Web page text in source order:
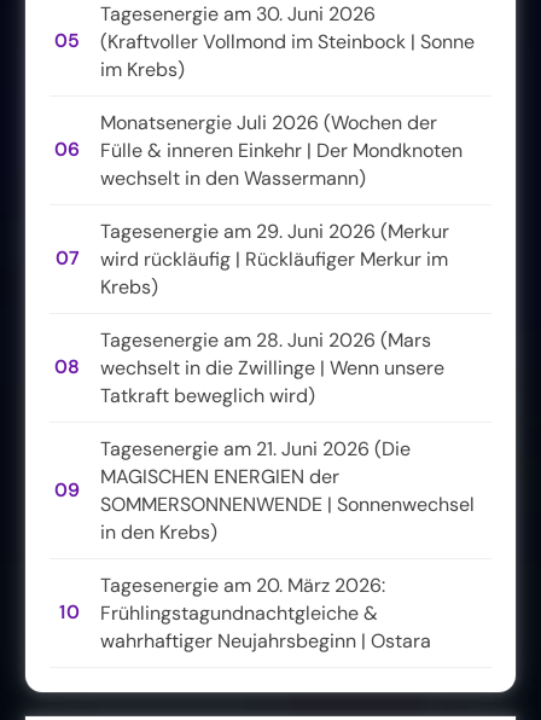
05
Tagesenergie am 30. Juni 2026
(Kraftvoller Vollmond im Steinbock | Sonne
im Krebs)
06
Monatsenergie Juli 2026 (Wochen der
Fülle & inneren Einkehr | Der Mondknoten
wechselt in den Wassermann)
07
Tagesenergie am 29. Juni 2026 (Merkur
wird rückläufig | Rückläufiger Merkur im
Krebs)
08
Tagesenergie am 28. Juni 2026 (Mars
wechselt in die Zwillinge | Wenn unsere
Tatkraft beweglich wird)
09
Tagesenergie am 21. Juni 2026 (Die
MAGISCHEN ENERGIEN der
SOMMERSONNENWENDE | Sonnenwechsel
in den Krebs)
10
Tagesenergie am 20. März 2026:
Frühlingstagundnachtgleiche &
wahrhaftiger Neujahrsbeginn | Ostara